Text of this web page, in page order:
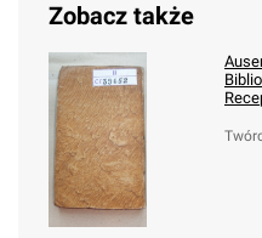
Zobacz także